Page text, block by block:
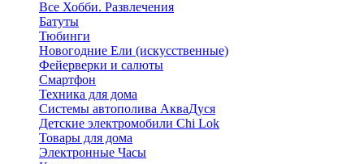
Все Хобби. Развлечения
Батуты
Тюбинги
Новогодние Ели (искусственные)
Фейерверки и салюты
Смартфон
Техника для дома
Системы автополива АкваДуся
Детские электромобили Chi Lok
Товары для дома
Электронные Часы